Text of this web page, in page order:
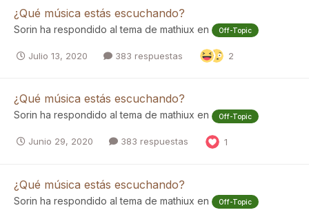
¿Qué música estás escuchando?
Sorin ha respondido al tema de mathiux en Off-Topic
Julio 13, 2020 383 respuestas 2
¿Qué música estás escuchando?
Sorin ha respondido al tema de mathiux en Off-Topic
Junio 29, 2020 383 respuestas 1
¿Qué música estás escuchando?
Sorin ha respondido al tema de mathiux en Off-Topic